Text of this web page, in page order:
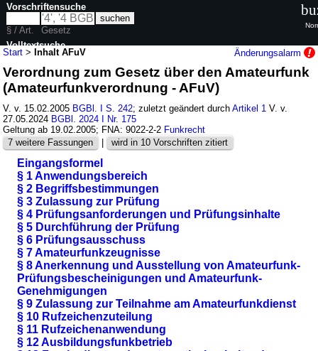
Start >Inhalt AFuV Änderungsalarm
Verordnung zum Gesetz über den Amateurfunk
(Amateurfunkverordnung - AFuV)
V. v. 15.02.2005 BGBl. I S. 242; zuletzt geändert durchArtikel 1 V. v.
27.05.2024 BGBl. 2024 I Nr. 175
Geltung ab 19.02.2005; FNA: 9022-2-2 Funkrecht
7 weitere Fassungen
| wird in 10 Vorschriften zitiert
Eingangsformel
§ 1 Anwendungsbereich
§ 2 Begriffsbestimmungen
§ 3 Zulassung zur Prüfung
§ 4 Prüfungsanforderungen und Prüfungsinhalte
§ 5 Durchführung der Prüfung
§ 6 Prüfungsausschuss
§ 7 Amateurfunkzeugnisse
§ 8 Anerkennung und Ausstellung von Amateurfunk-
Prüfungsbescheinigungen und Amateurfunk-
Genehmigungen
§ 9 Zulassung zur Teilnahme am Amateurfunkdienst
§ 10 Rufzeichenzuteilung
§ 11 Rufzeichenanwendung
§ 12 Ausbildungsfunkbetrieb
Vorschriftensuche
§ / Art.
Gesetz
Volltextsuche
nur in AFuV